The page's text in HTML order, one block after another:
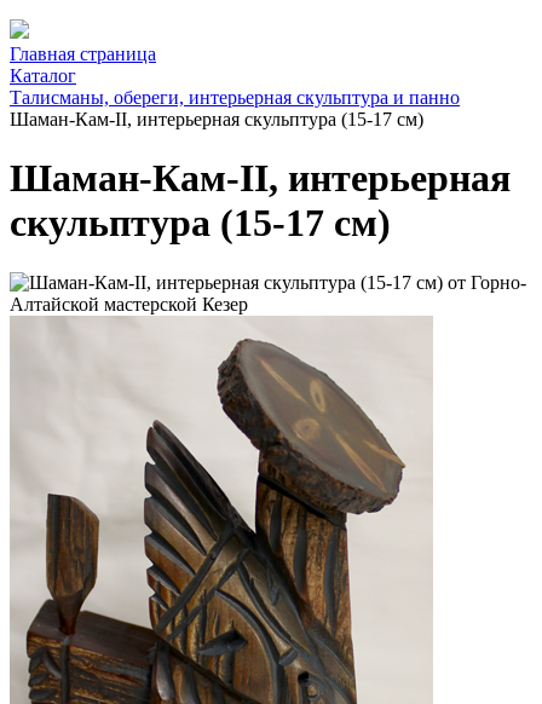
Главная страница
Каталог
Талисманы, обереги, интерьерная скульптура и панно
Шаман-Кам-II, интерьерная скульптура (15-17 см)
Шаман-Кам-II, интерьерная
скульптура (15-17 см)